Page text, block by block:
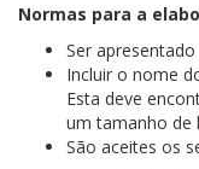
Normas para a
Ser
Incluir o nome
Esta deve
um tamanho de
São aceites os